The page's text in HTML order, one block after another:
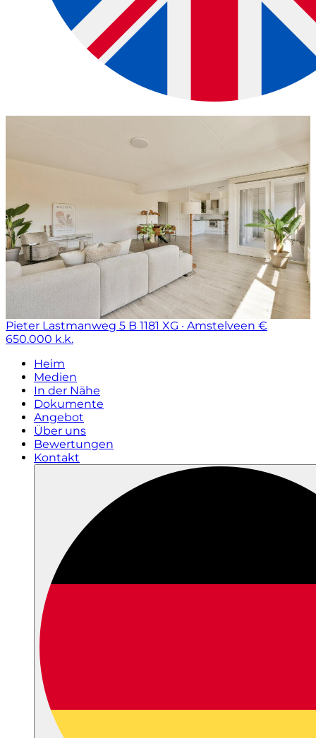
Pieter Lastmanweg 5 B 1181 XG · Amstelveen €
650.000 k.k.
Heim
Medien
In der Nähe
Dokumente
Angebot
Über uns
Bewertungen
Kontakt